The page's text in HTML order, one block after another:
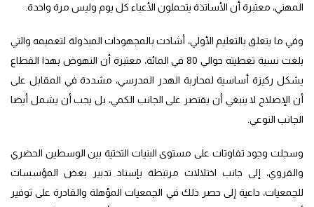
المهني، معتبرة أن الأساتذة يتحملون الأعباء كل يوم وليس مرة واحدة.
وفي ما يتعلق بالتعليم الأولي، أشادت بالمجهودات المبذولة لتعميمه والتي
بلغت نسبة تغطيته حوالي 80 في المائة، معتبرة أن النهوض بهذا القطاع
يشكل ركيزة أساسية لمحاربة الهدر المدرسي، مشددة في المقابل على
أن الإصلاح لا ينبغي أن يقتصر على الجانب الكمي، بل يجب أن يشمل أيضا
الجانب النوعي.
وسجلت وجود تفاوتات على مستوى البنيات التحتية بين الوسطين الحضري
والقروي، إلى جانب اختلالات مرتبطة بإسناد تدبير بعض المؤسسات
للجمعيات، داعية إلى حصر ذلك في الجمعيات المؤهلة والقادرة على توفير